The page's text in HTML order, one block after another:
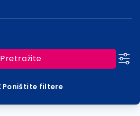
Pretražite
Poništite filtere